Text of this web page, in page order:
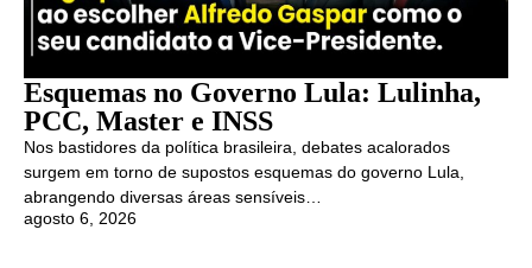
Esquemas no Governo Lula: Lulinha,
PCC, Master e INSS
Nos bastidores da política brasileira, debates acalorados
surgem em torno de supostos esquemas do governo Lula,
abrangendo diversas áreas sensíveis…
agosto 6, 2026